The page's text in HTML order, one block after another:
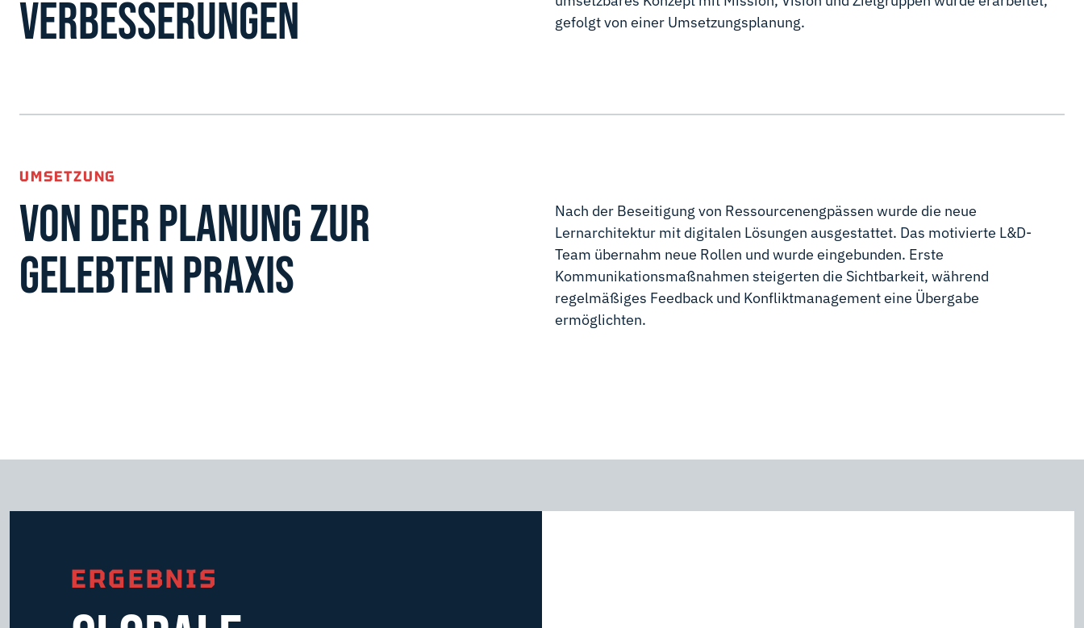
VERBESSERUNGEN
gefolgt von einer Umsetzungsplanung.
UMSETZUNG
VON DER PLANUNG ZUR
GELEBTEN PRAXIS
Nach der Beseitigung von Ressourcenengpässen wurde die neue
Lernarchitektur mit digitalen Lösungen ausgestattet. Das motivierte L&D-
Team übernahm neue Rollen und wurde eingebunden. Erste
Kommunikationsmaßnahmen steigerten die Sichtbarkeit, während
regelmäßiges Feedback und Konfliktmanagement eine Übergabe
ermöglichten.
ERGEBNIS